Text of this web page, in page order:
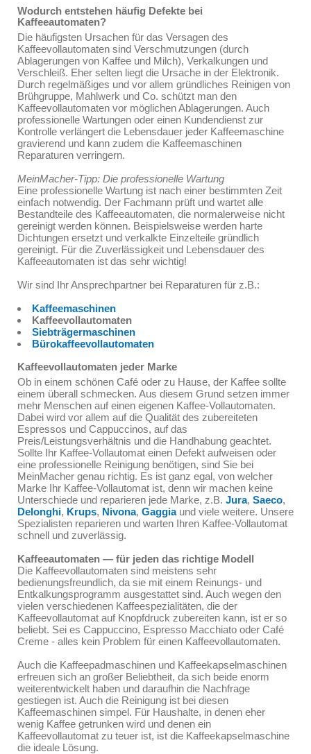
Wodurch entstehen häufig Defekte bei
Kaffeeautomaten?
Die häufigsten Ursachen für das Versagen des
Kaffeevollautomaten sind Verschmutzungen (durch
Ablagerungen von Kaffee und Milch), Verkalkungen und
Verschleiß. Eher selten liegt die Ursache in der Elektronik.
Durch regelmäßiges und vor allem gründliches Reinigen von
Brühgruppe, Mahlwerk und Co. schützt man den
Kaffeevollautomaten vor möglichen Ablagerungen. Auch
professionelle Wartungen oder einen Kundendienst zur
Kontrolle verlängert die Lebensdauer jeder Kaffeemaschine
gravierend und kann zudem die Kaffeemaschinen
Reparaturen verringern.
MeinMacher-Tipp: Die professionelle Wartung
Eine professionelle Wartung ist nach einer bestimmten Zeit
einfach notwendig. Der Fachmann prüft und wartet alle
Bestandteile des Kaffeeautomaten, die normalerweise nicht
gereinigt werden können. Beispielsweise werden harte
Dichtungen ersetzt und verkalkte Einzelteile gründlich
gereinigt. Für die Zuverlässigkeit und Lebensdauer des
Kaffeeautomaten ist das sehr wichtig!
Wir sind Ihr Ansprechpartner bei Reparaturen für z.B.:
Kaffeemaschinen
Kaffeevollautomaten
Siebträgermaschinen
Bürokaffeevollautomaten
Kaffeevollautomaten jeder Marke
Ob in einem schönen Café oder zu Hause, der Kaffee sollte
einem überall schmecken. Aus diesem Grund setzen immer
mehr Menschen auf einen eigenen Kaffee-Vollautomaten.
Dabei wird vor allem auf die Qualität des zubereiteten
Espressos und Cappuccinos, auf das
Preis/Leistungsverhältnis und die Handhabung geachtet.
Sollte Ihr Kaffee-Vollautomat einen Defekt aufweisen oder
eine professionelle Reinigung benötigen, sind Sie bei
MeinMacher genau richtig. Es ist ganz egal, von welcher
Marke Ihr Kaffee-Vollautomat ist, denn wir machen keine
Unterschiede und reparieren jede Marke, z.B. Jura, Saeco,
Delonghi, Krups, Nivona, Gaggiaund viele weitere. Unsere
Spezialisten reparieren und warten Ihren Kaffee-Vollautomat
schnell und zuverlässig.
Kaffeeautomaten — für jeden das richtige Modell
Die Kaffeevollautomaten sind meistens sehr
bedienungsfreundlich, da sie mit einem Reinungs- und
Entkalkungsprogramm ausgestattet sind. Auch wegen den
vielen verschiedenen Kaffeespezialitäten, die der
Kaffeevollautomat auf Knopfdruck zubereiten kann, ist er so
beliebt. Sei es Cappuccino, Espresso Macchiato oder Café
Creme - alles kein Problem für einen Kaffeevollautomaten.
Auch die Kaffeepadmaschinen und Kaffeekapselmaschinen
erfreuen sich an großer Beliebtheit, da sich beide enorm
weiterentwickelt haben und daraufhin die Nachfrage
gestiegen ist. Auch die Reinigung ist bei diesen
Kaffeemaschinen simpel. Für Haushalte, in denen eher
wenig Kaffee getrunken wird und denen ein
Kaffeevollautomat zu teuer ist, ist die Kaffeekapselmaschine
die ideale Lösung.